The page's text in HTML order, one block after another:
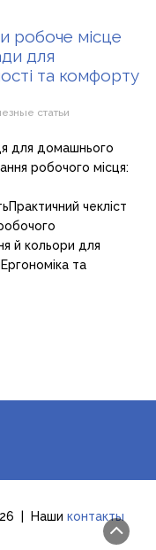
робоче місце
для
та комфорту
статьи
для домашнього
робочого місця:
чекліст
й кольори для
та
| Наши контакты